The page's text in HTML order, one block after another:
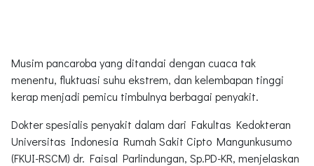
Musim pancaroba yang ditandai dengan cuaca tak
menentu, fluktuasi suhu ekstrem, dan kelembapan tinggi
kerap menjadi pemicu timbulnya berbagai penyakit.
Dokter spesialis penyakit dalam dari Fakultas Kedokteran
Universitas Indonesia Rumah Sakit Cipto Mangunkusumo
(FKUI-RSCM) dr. Faisal Parlindungan, Sp.PD-KR, menjelaskan